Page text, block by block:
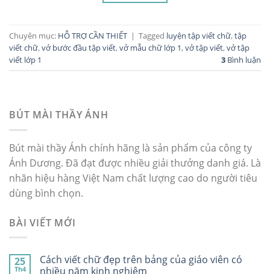
Chuyên mục: HỖ TRỢ CẦN THIẾT | Tagged luyện tập viết chữ,tập
viết chữ,vở bước đầu tập viết,vở mẫu chữ lớp 1,vở tập viết,vở tập
viết lớp 1
3 Bình luận
BÚT MÀI THẦY ÁNH
Bút mài thầy Ánh chính hãng là sản phẩm của công ty
Ánh Dương. Đã đạt được nhiều giải thưởng danh giá. Là
nhãn hiệu hàng Việt Nam chất lượng cao do người tiêu
dùng bình chọn.
BÀI VIẾT MỚI
25
Th4
Cách viết chữ đẹp trên bảng của giáo viên có
nhiều năm kinh nghiệm